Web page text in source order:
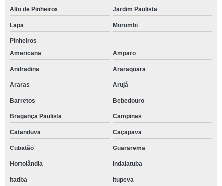
Alto de Pinheiros
Jardim Paulista
Lapa Morumbi
Pinheiros
Americana
Amparo
Andradina Araraquara
Araras Arujá
Barretos Bebedouro
Bragança Paulista Campinas
Catanduva Caçapava
Cubatão Guararema
Hortolândia Indaiatuba
Itatiba Itupeva